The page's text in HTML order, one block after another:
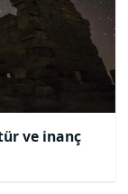
ve inanç